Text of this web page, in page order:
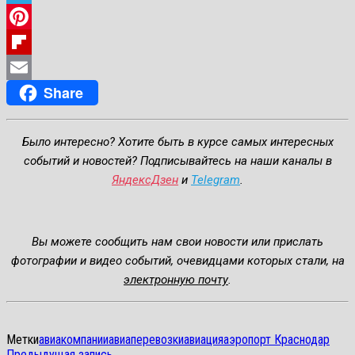
Telegram
Pinterest
Flipboard
Email
Share
Было интересно? Хотите быть в курсе самых интересных
событий и новостей? Подписывайтесь на наши каналы в
ЯндексДзен и Telegram.
Вы можете сообщить нам свои новости или прислать
фотографии и видео событий, очевидцами которых стали, на
электронную почту.
Меткиавиакомпанииавиаперевозкиавиацияаэропорт Краснодар